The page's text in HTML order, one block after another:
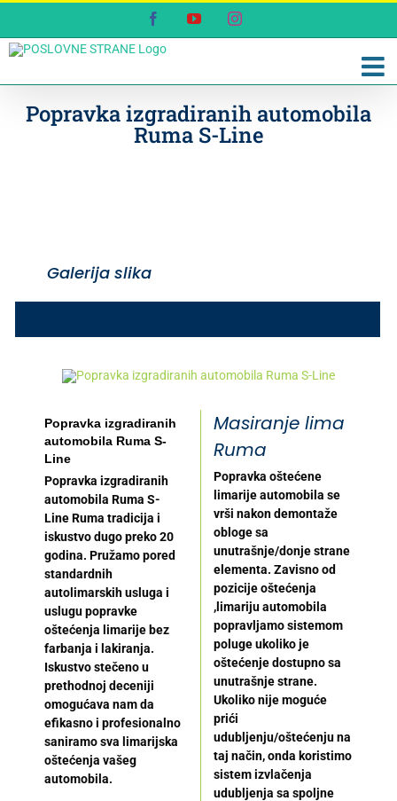
content
FacebookYouTubeInstagram
Popravka izgradiranih automobila
Ruma S-Line
Galerija slika
Popravka izgradiranih
automobila Ruma S-
Line
Popravka izgradiranih
automobila Ruma S-
Line Ruma tradicija i
iskustvo dugo preko 20
godina. Pružamo pored
standardnih
autolimarskih usluga i
uslugu popravke
oštećenja limarije bez
farbanja i lakiranja.
Iskustvo stečeno u
prethodnoj deceniji
omogućava nam da
efikasno i profesionalno
saniramo sva limarijska
oštećenja vašeg
automobila.
Masiranje lima
Ruma
Popravka oštećene
limarije automobila se
vrši nakon demontaže
obloge sa
unutrašnje/donje strane
elementa. Zavisno od
pozicije oštećenja
,limariju automobila
popravljamo sistemom
poluge ukoliko je
oštećenje dostupno sa
unutrašnje strane.
Ukoliko nije moguće
prići
udubljenju/oštećenju na
taj način, onda koristimo
sistem izvlačenja
udubljenja sa spoljne